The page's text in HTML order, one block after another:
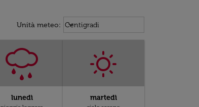
Unità meteo: Weather unit option Centigradi
Centigradi
keyboard_arrow_down
lunedì martedì